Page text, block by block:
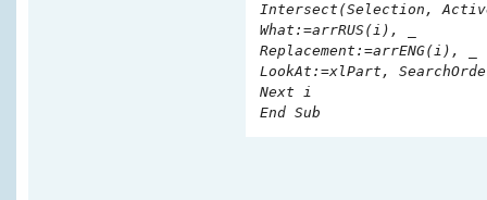
Intersect(Selection,
What:=arrRUS(i), _
Replacement:=arrENG(i), _
LookAt:=xlPart,
Next i
End Sub